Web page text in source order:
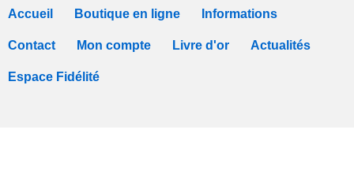
Accueil Boutique en ligne Informations
Contact Mon compte Livre d'or Actualités
Espace Fidélité